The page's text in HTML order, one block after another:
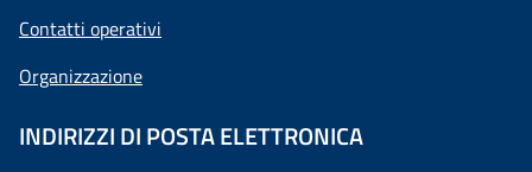
Contatti operativi
Organizzazione
INDIRIZZI DI POSTA ELETTRONICA